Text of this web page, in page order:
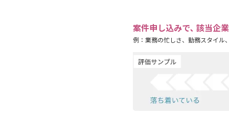
案件申し込みで､ 該当企
例：業務の忙しさ、勤務スタイル